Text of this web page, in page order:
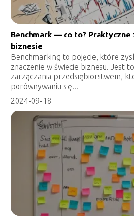
Benchmark — co to? Praktyczne
biznesie
Benchmarking to pojęcie, które
znaczenie w świecie biznesu. Jest
zarządzania przedsiębiorstwem,
porównywaniu się...
2024-09-18